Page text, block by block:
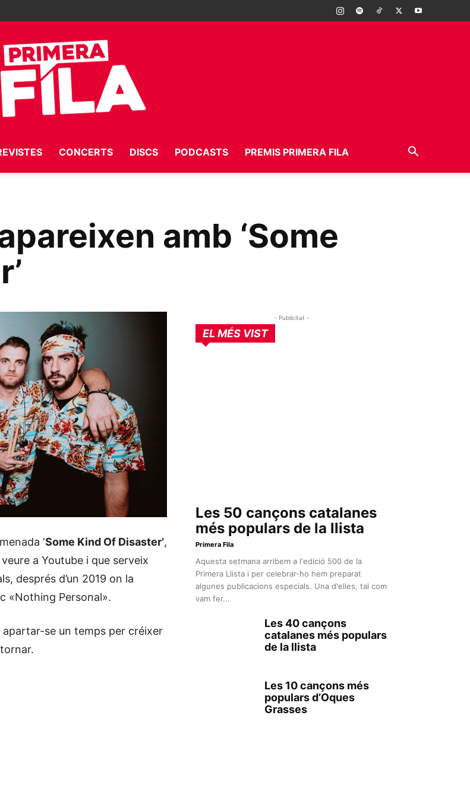
Fila
CONCERTS DISCS PODCASTS PREMIS PRIMERA FILA
amb ‘Some
‘Some Kind Of Disaster’,
a Youtube i que serveix
després d’un 2019 on la
«Nothing Personal».
se un temps per créixer
- Publicitat -
EL MÉS VIST
Les 50 cançons catalanes
més populars de la llista
Primera Fila
Aquesta setmana arribem a l'edició 500 de la
Primera Llista i per celebrar-ho hem preparat
algunes publicacions especials. Una d'elles, tal com
vam fer...
Les 40 cançons
catalanes més populars
de la llista
Les 10 cançons més
populars d’Oques
Grasses